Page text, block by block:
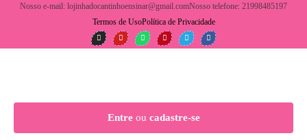
Nosso e-mail: lojinhadocantinhoensinar@gmail.comNosso telefone: 21998485197
Termos de UsoPolítica de Privacidade
Entreou cadastre-se